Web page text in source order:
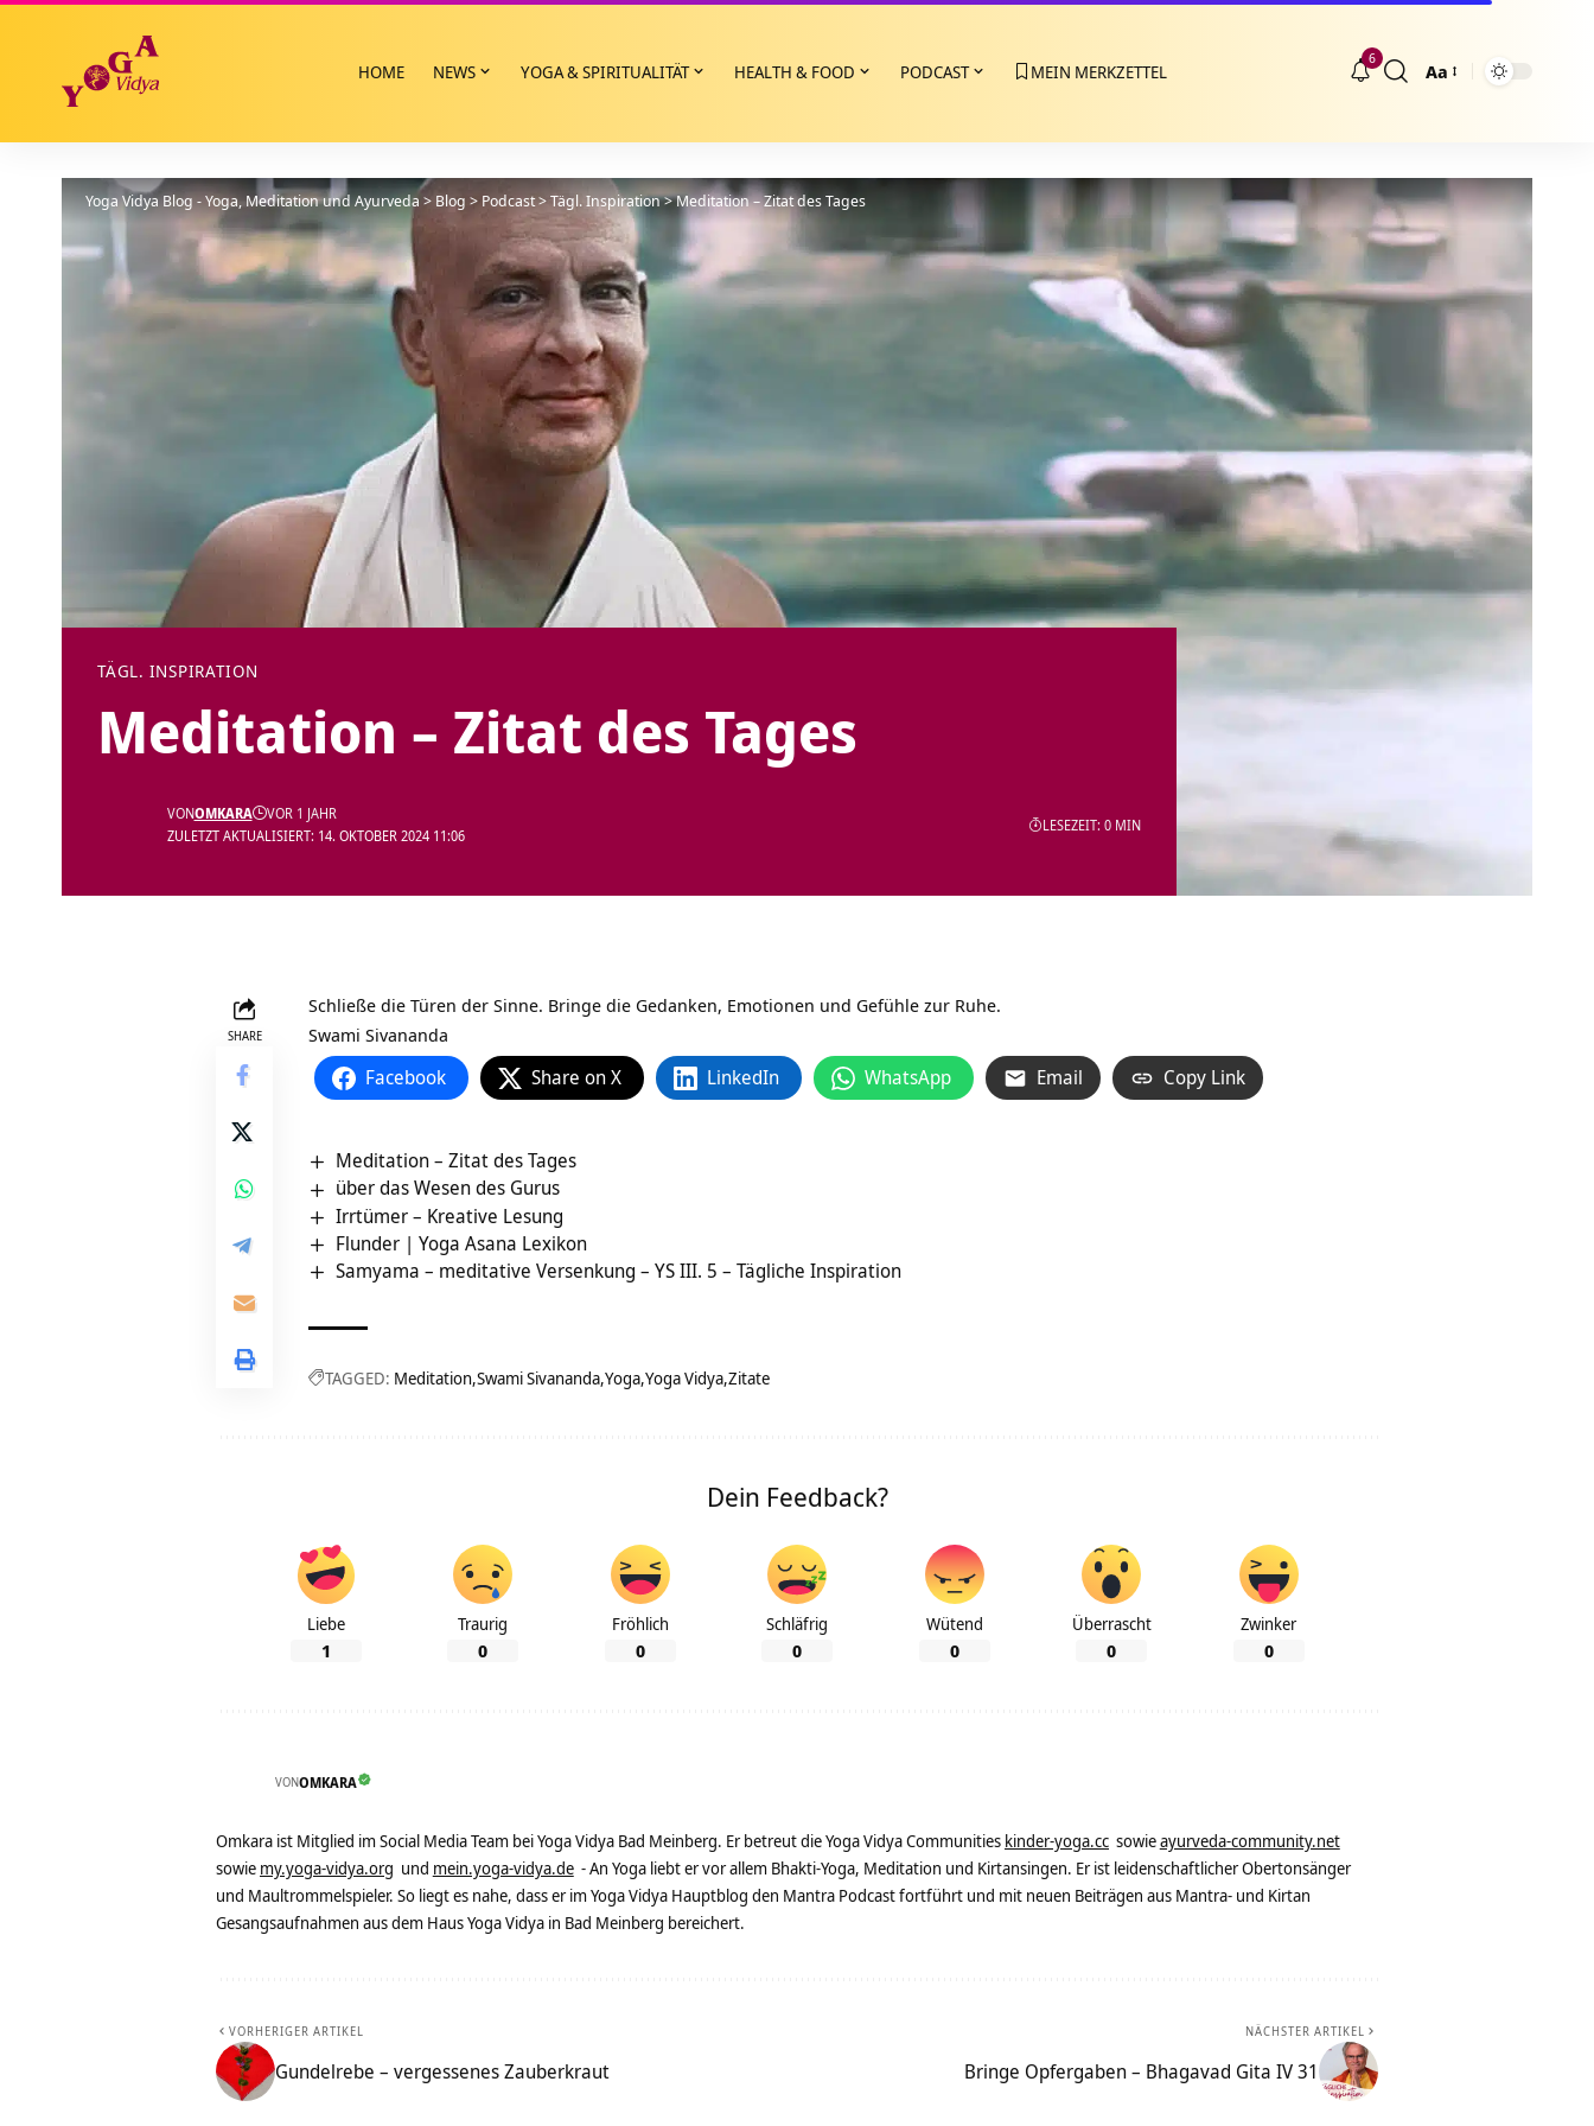
HOME NEWS YOGA & SPIRITUALITÄT HEALTH & FOOD PODCAST MEIN MERKZETTEL
6
Größenänderung
Aa
Yoga Vidya Blog - Yoga, Meditation und Ayurveda > Blog > Podcast>Tägl. Inspiration>Meditation – Zitat des Tages
TÄGL. INSPIRATION
Meditation – Zitat des Tages
ZULETZT AKTUALISIERT: 14. OKTOBER 2024 11:06
VONOMKARA VOR 1 JAHR
LESEZEIT: 0 MIN
SHARE
Schließe die Türen der Sinne. Bringe die Gedanken, Emotionen und Gefühle zur Ruhe.
Swami Sivananda
Facebook Share on X LinkedIn WhatsApp Email Copy Link
Meditation – Zitat des Tages
über das Wesen des Gurus
Irrtümer – Kreative Lesung
Flunder | Yoga Asana Lexikon
Samyama – meditative Versenkung – YS III. 5 – Tägliche Inspiration
TAGGED: Meditation Swami Sivananda Yoga Yoga Vidya Zitate
Dein Feedback?
Liebe
1
Traurig
0
Fröhlich
0
Schläfrig
0
Wütend
0
Überrascht
0
Zwinker
0
VONOMKARA
Omkara ist Mitglied im Social Media Team bei Yoga Vidya Bad Meinberg. Er betreut die Yoga Vidya Communities kinder-yoga.cc sowieayurveda-community.net
sowie my.yoga-vidya.org und mein.yoga-vidya.de - An Yoga liebt er vor allem Bhakti-Yoga, Meditation und Kirtansingen. Er ist leidenschaftlicher Obertonsänger
und Maultrommelspieler. So liegt es nahe, dass er im Yoga Vidya Hauptblog den Mantra Podcast fortführt und mit neuen Beiträgen aus Mantra- und Kirtan
Gesangsaufnahmen aus dem Haus Yoga Vidya in Bad Meinberg bereichert.
VORHERIGER ARTIKEL
Gundelrebe – vergessenes Zauberkraut
NÄCHSTER ARTIKEL
Bringe Opfergaben – Bhagavad Gita IV 31